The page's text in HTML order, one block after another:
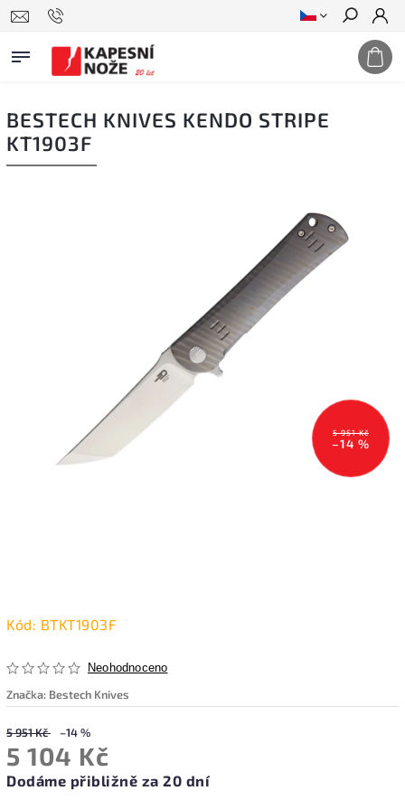
Hledat
BESTECH KNIVES KENDO STRIPE
KT1903F
5 951 Kč
–14 %
Kód: BTKT1903F
Neohodnoceno
Značka: Bestech Knives
5 951 Kč –14 %
5 104 Kč
Dodáme přibližně za 20 dní